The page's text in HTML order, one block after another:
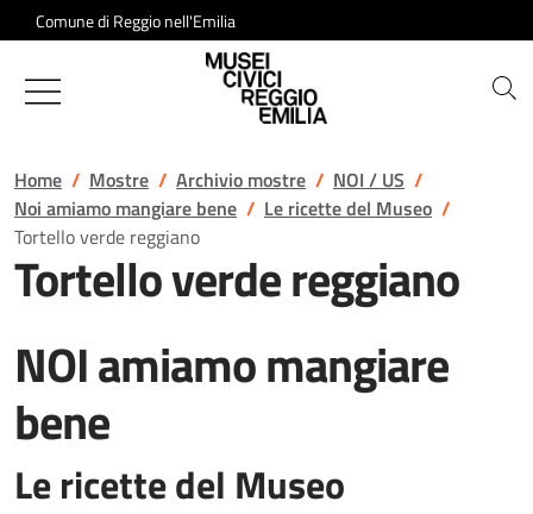
Salta al contenuto
Comune di Reggio nell'Emilia
Musei Civici di Reggio Emilia
Home Mostre Archivio mostre
NOI / US
Noi amiamo mangiare bene
Le ricette del Museo
Tortello verde reggiano
Tortello verde reggiano
NOI amiamo mangiare
bene
Le ricette del Museo